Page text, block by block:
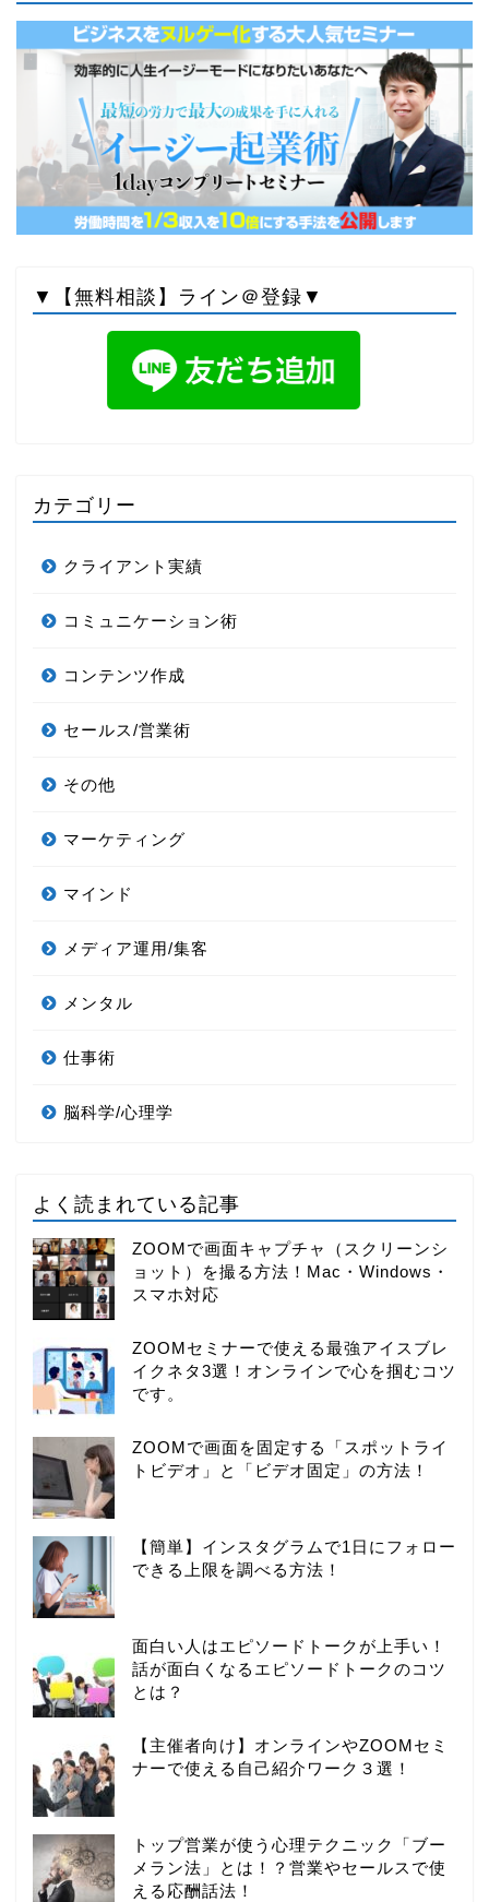
▼【無料相談】ライン＠登録▼
カテゴリー
クライアント実績
コミュニケーション術
コンテンツ作成
セールス/営業術
その他
マーケティング
マインド
メディア運用/集客
メンタル
仕事術
脳科学/心理学
よく読まれている記事
ZOOMで画面キャプチャ（スクリーンシ
ョット）を撮る方法！Mac・Windows・
スマホ対応
ZOOMセミナーで使える最強アイスブレ
イクネタ3選！オンラインで心を掴むコツ
です。
ZOOMで画面を固定する「スポットライ
トビデオ」と「ビデオ固定」の方法！
【簡単】インスタグラムで1日にフォロー
できる上限を調べる方法！
面白い人はエピソードトークが上手い！
話が面白くなるエピソードトークのコツ
とは？
【主催者向け】オンラインやZOOMセミ
ナーで使える自己紹介ワーク３選！
トップ営業が使う心理テクニック「ブー
メラン法」とは！？営業やセールスで使
える応酬話法！